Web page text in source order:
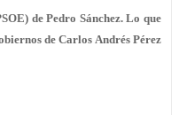
de Pedro Sánchez. Lo que
de Carlos Andrés Pérez